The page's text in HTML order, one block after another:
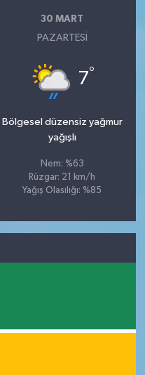
30 MART
PAZARTESI
7°
Bölgesel düzensiz yağmur
yağışlı
Nem: %63
Rüzgar: 21 km/h
Yağış Olasılığı: %85